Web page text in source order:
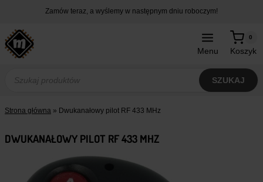
treści
Zamów teraz, a wyślemy w następnym dniu roboczym!
Menu Koszyk
0
produktów
SZUKAJ
Strona główna » Dwukanałowy pilot RF 433 MHz
DWUKANAŁOWY PILOT RF 433 MHZ